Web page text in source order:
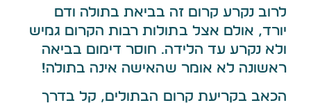
לרוב נקרע קרום זה בביאת בתולה ודם
יורד, אולם אצל בתולות רבות הקרום גמיש
ולא נקרע עד הלידה. חוסר דימום בביאה
ראשונה לא אומר שהאישה אינה בתולה!
הכאב בקריעת קרום הבתולים, קל בדרך